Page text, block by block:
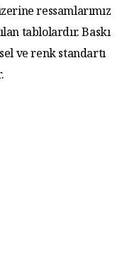
ressamlarımız
tablolardır. Baskı
ve renk standartı